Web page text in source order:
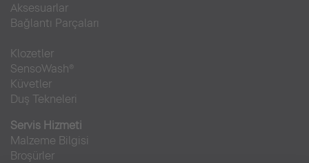
Aksesuarlar
Bağlantı Parçaları
Klozetler
SensoWash®
Küvetler
Duş Tekneleri
Servis Hizmeti
Malzeme Bilgisi
Broşürler